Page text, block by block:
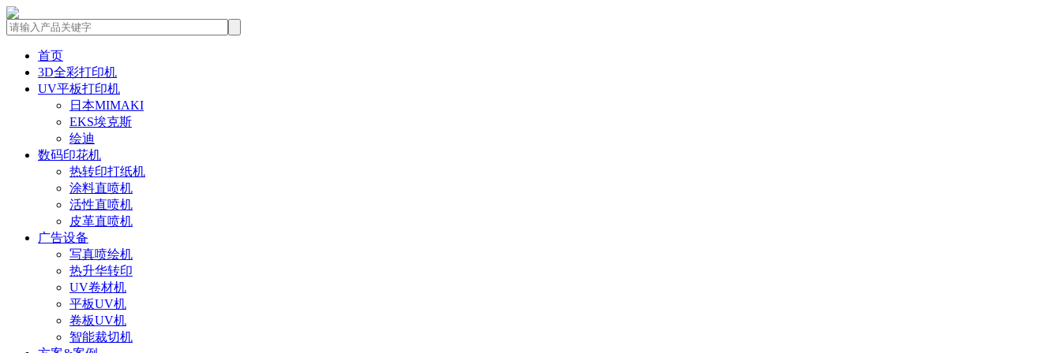
首页
3D全彩打印机
UV平板打印机
日本MIMAKI
EKS埃克斯
绘迪
数码印花机
热转印打纸机
涂料直喷机
活性直喷机
皮革直喷机
广告设备
写真喷绘机
热升华转印
UV卷材机
平板UV机
卷板UV机
智能裁切机